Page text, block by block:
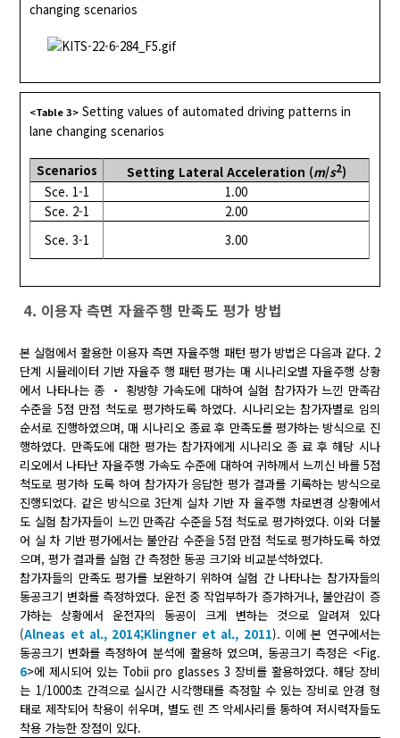
changing scenarios
<Table 3> Setting values of automated driving patterns in
lane changing scenarios
Scenarios Setting Lateral Acceleration (m/s2)
Sce. 1-1
1.00
Sce. 2-1
2.00
Sce. 3-1
3.00
4. 이용자 측면 자율주행 만족도 평가 방법
본 실험에서 활용한 이용자 측면 자율주행 패턴 평가 방법은 다음과 같다. 2
단계 시뮬레이터 기반 자율주 행 패턴 평가는 매 시나리오별 자율주행 상황
에서 나타나는 종 ‧ 횡방향 가속도에 대하여 실험 참가자가 느낀 만족감
수준을 5점 만점 척도로 평가하도록 하였다. 시나리오는 참가자별로 임의
순서로 진행하였으며, 매 시나리오 종료 후 만족도를 평가하는 방식으로 진
행하였다. 만족도에 대한 평가는 참가자에게 시나리오 종 료 후 해당 시나
리오에서 나타난 자율주행 가속도 수준에 대하여 귀하께서 느끼신 바를 5점
척도로 평가하 도록 하여 참가자가 응답한 평가 결과를 기록하는 방식으로
진행되었다. 같은 방식으로 3단계 실차 기반 자 율주행 차로변경 상황에서
도 실험 참가자들이 느낀 만족감 수준을 5점 척도로 평가하였다. 이와 더불
어 실 차 기반 평가에서는 불안감 수준을 5점 만점 척도로 평가하도록 하였
으며, 평가 결과를 실험 간 측정한 동공 크기와 비교분석하였다.
참가자들의 만족도 평가를 보완하기 위하여 실험 간 나타나는 참가자들의
동공크기 변화를 측정하였다. 운전 중 작업부하가 증가하거나, 불안감이 증
가하는 상황에서 운전자의 동공이 크게 변하는 것으로 알려져 있다
(Alneas et al., 2014;Klingner et al., 2011). 이에 본 연구에서는
동공크기 변화를 측정하여 분석에 활용하 였으며, 동공크기 측정은 <Fig.
6>에 제시되어 있는 Tobii pro glasses 3 장비를 활용하였다. 해당 장비
는 1/1000초 간격으로 실시간 시각행태를 측정할 수 있는 장비로 안경 형
태로 제작되어 착용이 쉬우며, 별도 렌 즈 악세사리를 통하여 저시력자들도
착용 가능한 장점이 있다.